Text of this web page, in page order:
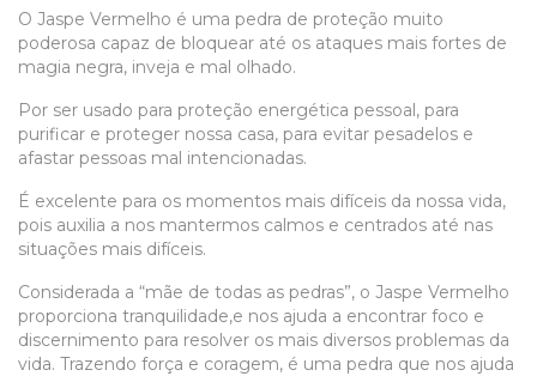
O Jaspe Vermelho é uma pedra de proteção muito
poderosa capaz de bloquear até os ataques mais fortes de
magia negra, inveja e mal olhado.
Por ser usado para proteção energética pessoal, para
purificar e proteger nossa casa, para evitar pesadelos e
afastar pessoas mal intencionadas.
É excelente para os momentos mais difíceis da nossa vida,
pois auxilia a nos mantermos calmos e centrados até nas
situações mais difíceis.
Considerada a “mãe de todas as pedras”, o Jaspe Vermelho
proporciona tranquilidade,e nos ajuda a encontrar foco e
discernimento para resolver os mais diversos problemas da
vida. Trazendo força e coragem, é uma pedra que nos ajuda